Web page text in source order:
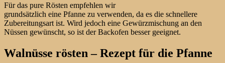
Für das pure Rösten empfehlen wir
grundsätzlich eine Pfanne zu verwenden, da es die schnellere
Zubereitungsart ist. Wird jedoch eine Gewürzmischung an den
Nüssen gewünscht, so ist der Backofen besser geeignet.
Walnüsse rösten – Rezept für die Pfanne